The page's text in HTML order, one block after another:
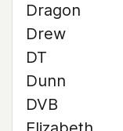
Dragon
Drew
DT
Dunn
DVB